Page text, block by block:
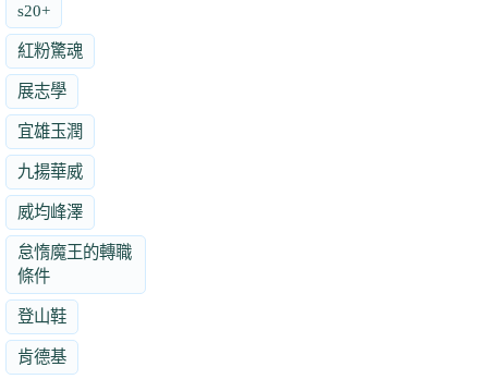
s20+
紅粉驚魂
展志學
宜雄玉潤
九揚華威
威均峰澤
怠惰魔王的轉職
條件
登山鞋
肯德基